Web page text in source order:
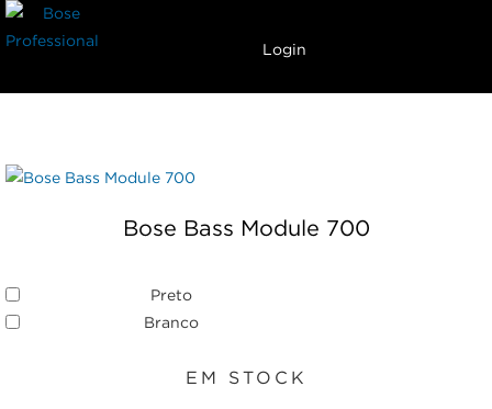
Login
Carrinho
Bose Bass Module 700
Preto
Branco
EM STOCK